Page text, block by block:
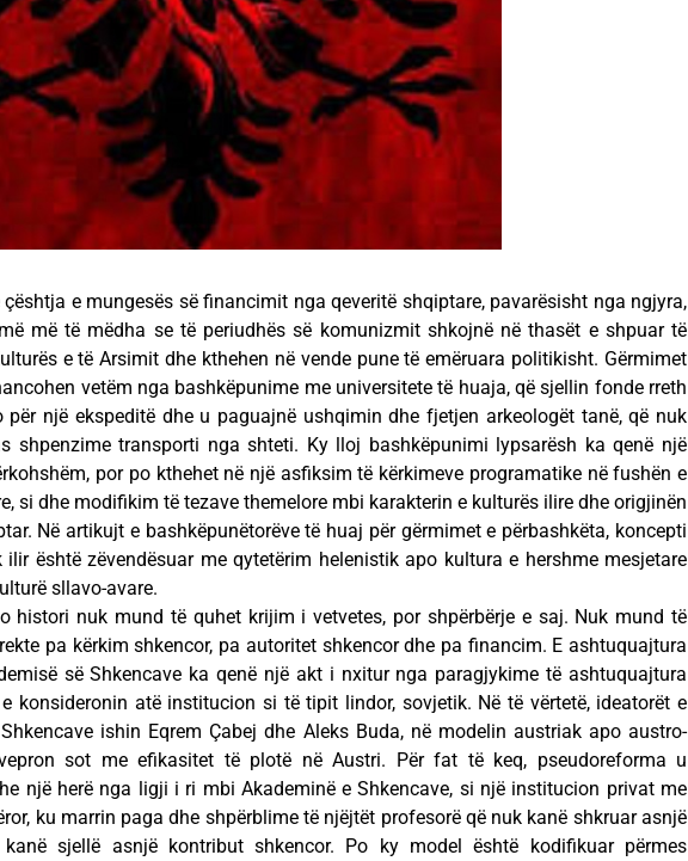
çështja e mungesës së financimit nga qeveritë shqiptare, pavarësisht nga ngjyra,
më të mëdha se të periudhës së komunizmit shkojnë në thasët e shpuar të
e të Arsimit dhe kthehen në vende pune të emëruara politikisht. Gërmimet
vetëm nga bashkëpunime me universitete të huaja, që sjellin fonde rreth
për një ekspeditë dhe u paguajnë ushqimin dhe fjetjen arkeologët tanë, që nuk
shpenzime transporti nga shteti. Ky lloj bashkëpunimi lypsarësh ka qenë një
por po kthehet në një asfiksim të kërkimeve programatike në fushën e
si dhe modifikim të tezave themelore mbi karakterin e kulturës ilire dhe origjinën
Në artikujt e bashkëpunëtorëve të huaj për gërmimet e përbashkëta, koncepti
është zëvendësuar me qytetërim helenistik apo kultura e hershme mesjetare
sllavo-avare.
histori nuk mund të quhet krijim i vetvetes, por shpërbërje e saj. Nuk mund të
pa kërkim shkencor, pa autoritet shkencor dhe pa financim. E ashtuquajtura
së Shkencave ka qenë një akt i nxitur nga paragjykime të ashtuquajtura
konsideronin atë institucion si të tipit lindor, sovjetik. Në të vërtetë, ideatorët e
ishin Eqrem Çabej dhe Aleks Buda, në modelin austriak apo austro-
sot me efikasitet të plotë në Austri. Për fat të keq, pseudoreforma u
një herë nga ligji i ri mbi Akademinë e Shkencave, si një institucion privat me
ku marrin paga dhe shpërblime të njëjtët profesorë që nuk kanë shkruar asnjë
sjellë asnjë kontribut shkencor. Po ky model është kodifikuar përmes